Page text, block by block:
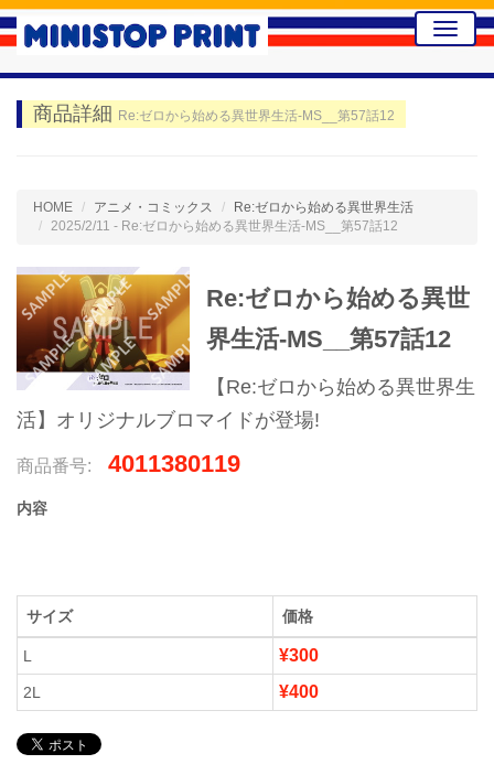
Toggle
商品詳細 Re:ゼロから始める異世界生活-MS__第57話12
HOME アニメ・コミックス
Re:ゼロから始める異世界生活
2025/2/11 - Re:ゼロから始める異世界生活-MS__第57話12
Re:ゼロから始める異世
界生活-MS__第57話12
【Re:ゼロから始める異世界生
活】オリジナルブロマイドが登場!
商品番号: 4011380119
内容
サイズ 価格
L ¥300
2L ¥400